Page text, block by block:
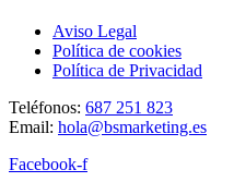
Aviso Legal
Política de cookies
Política de Privacidad
Teléfonos: 687 251 823
Email: hola@bsmarketing.es
Facebook-f